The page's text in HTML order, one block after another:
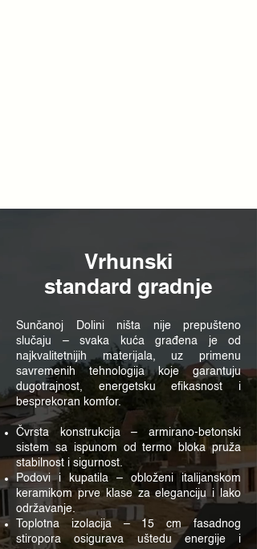
Vrhunski
standard gradnje
Sunčanoj Dolini ništa nije prepušteno
slučaju – svaka kuća građena je od
najkvalitetnijih materijala, uz primenu
savremenih tehnologija koje garantuju
dugotrajnost, energetsku efikasnost i
besprekoran komfor.
Čvrsta konstrukcija – armirano-betonski
sistem sa ispunom od termo bloka pruža
stabilnost i sigurnost.
Podovi i kupatila – obloženi italijanskom
keramikom prve klase za eleganciju i lako
održavanje.
Toplotna izolacija – 15 cm fasadnog
stiropora osigurava uštedu energije i